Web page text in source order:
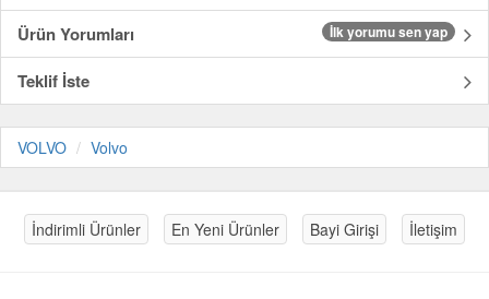
Ürün Yorumları
İlk yorumu sen yap
Teklif İste
VOLVO Volvo
İndirimli Ürünler En Yeni Ürünler Bayi Girişi İletişim